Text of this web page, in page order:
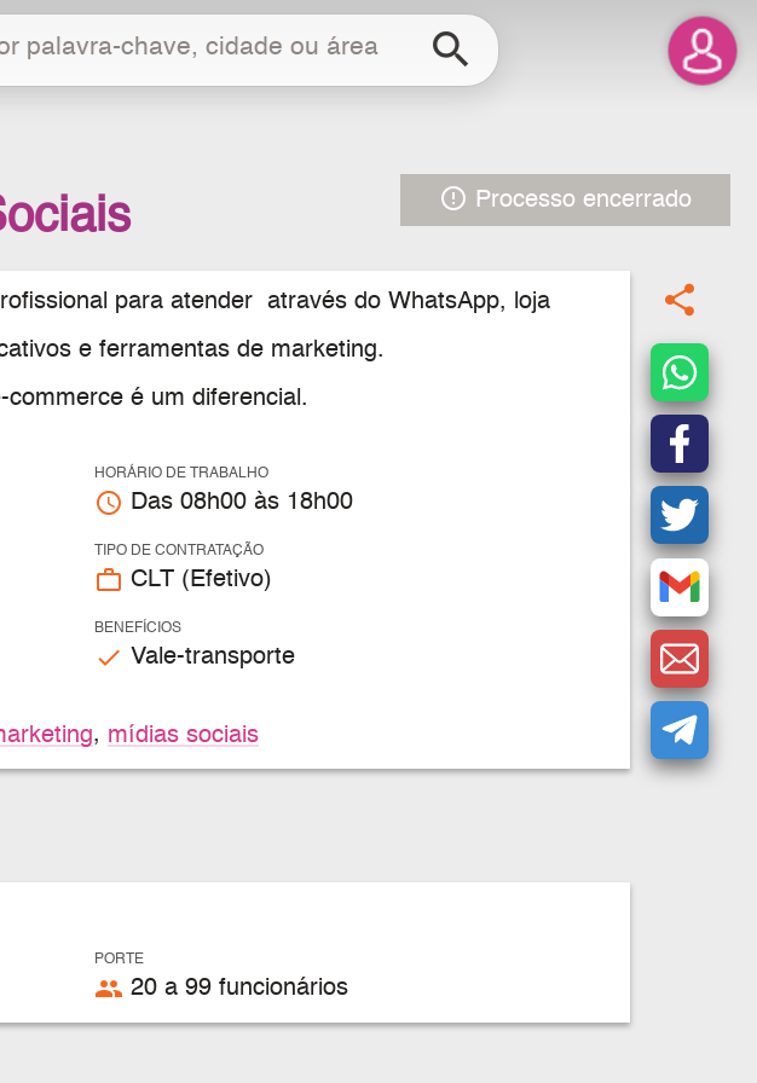
search
error_outline Processo encerrado
para atender através do WhatsApp, loja
e ferramentas de marketing.
é um diferencial.
HORÁRIO DE TRABALHO
access_time Das 08h00 às 18h00
TIPO DE CONTRATAÇÃO
work_outline CLT (Efetivo)
BENEFÍCIOS
check Vale-transporte
, mídias sociais
PORTE
people 20 a 99 funcionários
share